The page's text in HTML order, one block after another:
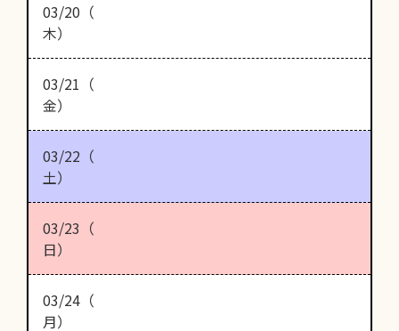
03/20（
木）
03/21（
金）
03/22（
土）
03/23（
日）
03/24（
月）